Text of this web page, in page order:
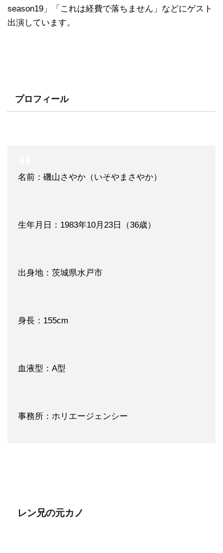
season19」「これは経費で落ちません」などにゲスト
出演しています。
プロフィール
名前：磯山さやか（いそやまさやか）
生年月日：1983年10月23日（36歳）
出身地：茨城県水戸市
身長：155cm
血液型：A型
事務所：ホリエージェンシー
レン兄の元カノ